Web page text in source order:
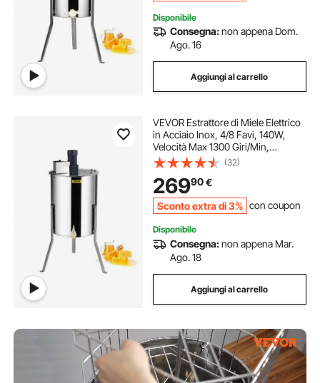
Disponibile
Consegna:non appena Dom.
Ago. 16
Aggiungi al carrello
VEVOR Estrattore di Miele Elettrico
in Acciaio Inox, 4/8 Favi, 140W,
Velocità Max 1300 Giri/Min,
Smielatore Centrifuga per
Apicoltura con Coperchio
Trasparente, Altezza Regolabile
100-108 cm
(32)
26990€
Sconto extra di 3% con coupon
Disponibile
Consegna:non appena Mar.
Ago. 18
Aggiungi al carrello